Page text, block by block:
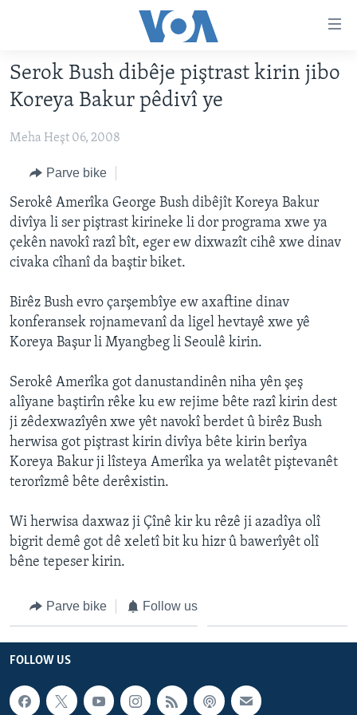
Yekser
here
naveroka
Yekser
serekî
Yekser
here
Lêgerînê
VÎDYO GALERÎ
FOTO GALERÎ
RADYO
HEVPEYVÎN
HERÊMÊN KURDAN
AMERÎKA
TIRKÎYE
SÛRÎYE
ÎRAQ
ROJHILATA NAVÎN
CÎHAN
ÇAND Û HUNER
SERNIVÎS
SORANÎ
Learning English
FOLLOW US
Serok Bush dibêje piştrast kirin jibo
Koreya Bakur pêdivî ye
Meha Heşt 06, 2008
Parve bike
Serokê Amerîka George Bush dibêjît Koreya Bakur
divîya li ser piştrast kirineke li dor programa xwe ya
çekên navokî razî bît, eger ew dixwazît cihê xwe dinav
civaka cîhanî da baştir biket.
Birêz Bush evro çarşembîye ew axaftine dinav
konferansek rojnamevanî da ligel hevtayê xwe yê
Koreya Başur li Myangbeg li Seoulê kirin.
Serokê Amerîka got danustandinên niha yên şeş
alîyane baştirîn rêke ku ew rejime bête razî kirin dest
ji zêdexwazîyên xwe yêt navokî berdet û birêz Bush
herwisa got piştrast kirin divîya bête kirin berîya
Koreya Bakur ji lîsteya Amerîka ya welatêt piştevanêt
terorîzmê bête derêxistin.
Wi herwisa daxwaz ji Çînê kir ku rêzê ji azadîya olî
bigrit demê got dê xeletî bit ku hizr û bawerîyêt olî
bêne tepeser kirin.
Parve bike Follow us
FOLLOW US